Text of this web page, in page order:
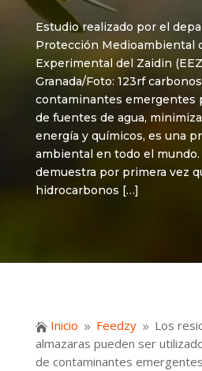
Estudio realizado por el
Protección Medioambiental
Experimental del Zaidin
Granada/Foto: 123rf
contaminantes emergentes
de fuentes de agua,
energía y químicos, es una
ambiental en todo el
demuestra por primera vez
hidrocarbonos […]
 Inicio 9 Feedzy 9 Los
almazaras pueden ser
de contaminantes